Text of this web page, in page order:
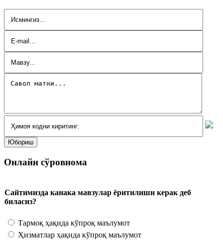
Онлайн сўровнома
Сайтимизда канака мавзулар ёритилиши керак деб
биласиз?
Тармоқ ҳақида кўпроқ маълумот
Ҳизматлар ҳақида кўпроқ маълумот